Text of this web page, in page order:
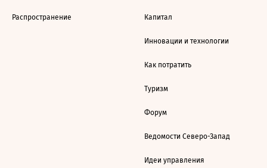
Распространение Капитал
Инновации и технологии
Как потратить
Туризм
Форум
Ведомости Северо-Запад
Идеи управления